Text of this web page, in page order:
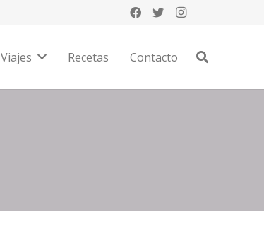
Viajes Recetas Contacto